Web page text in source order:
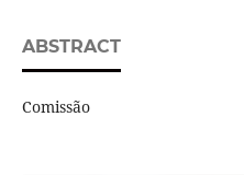
ABSTRACT
Comissão